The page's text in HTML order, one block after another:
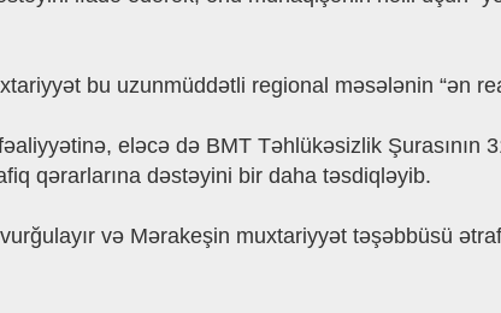
bu uzunmüddǝtli regional mǝsǝlǝnin “ǝn
elǝcǝ dǝ BMT Tǝhlükǝsizlik Şurasının
qǝrarlarına dǝstǝyini bir daha təsdiqləyib.
vǝ Mǝrakeşin muxtariyyǝt tǝşǝbbüsü